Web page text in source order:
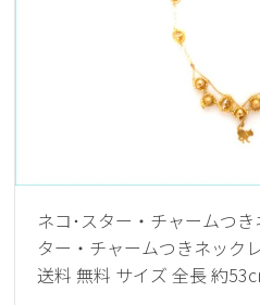
ネコ･スター・チャームつ
ター・チャームつきネック
送料 無料 サイズ 全長 約